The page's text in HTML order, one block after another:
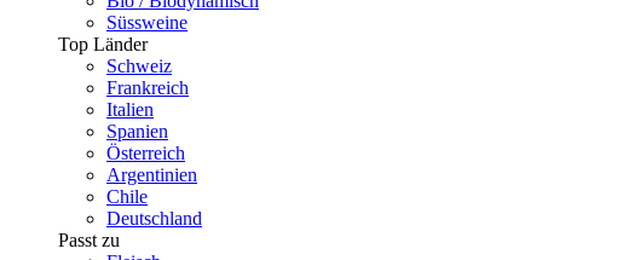
Süssweine
Top Länder
Schweiz
Frankreich
Italien
Spanien
Österreich
Argentinien
Chile
Deutschland
Passt zu